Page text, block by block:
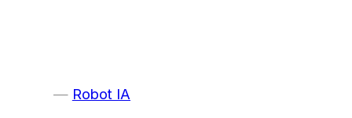
Robot IA